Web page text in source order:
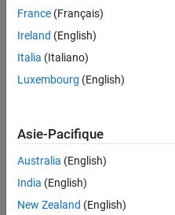
pas
été
traduites.
Effectuez
lieu
pour
l’ensemble
des
France (Français)
Ireland (English)
Italia (Italiano)
Luxembourg (English)
Asie-Pacifique
Australia (English)
India (English)
New Zealand (English)